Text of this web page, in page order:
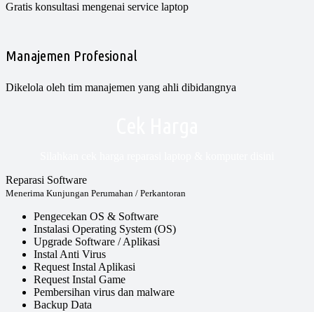
Gratis konsultasi mengenai service laptop
Manajemen Profesional
Dikelola oleh tim manajemen yang ahli dibidangnya
Reparasi Software
Menerima Kunjungan Perumahan / Perkantoran
Pengecekan OS & Software
Instalasi Operating System (OS)
Upgrade Software / Aplikasi
Instal Anti Virus
Request Instal Aplikasi
Request Instal Game
Pembersihan virus dan malware
Backup Data